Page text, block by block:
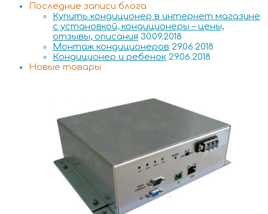
Последние записи блога
Купить кондиционер в интернет магазине
с установкой, кондиционеры – цены,
отзывы, описания 30.09.2018
Монтаж кондиционеров 29.06.2018
Кондиционер и ребенок 29.06.2018
Новые товары